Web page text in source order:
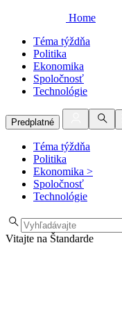
Home
Téma týždňa
Politika
Ekonomika
Spoločnosť
Technológie
Predplatné
Téma týždňa
Politika
Ekonomika >
Spoločnosť
Technológie
Vitajte na Štandarde